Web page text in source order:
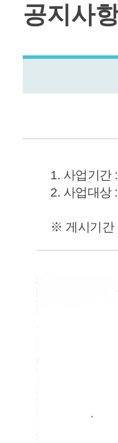
공지사
1. 사업기간
2. 사업대상
※ 게시기간